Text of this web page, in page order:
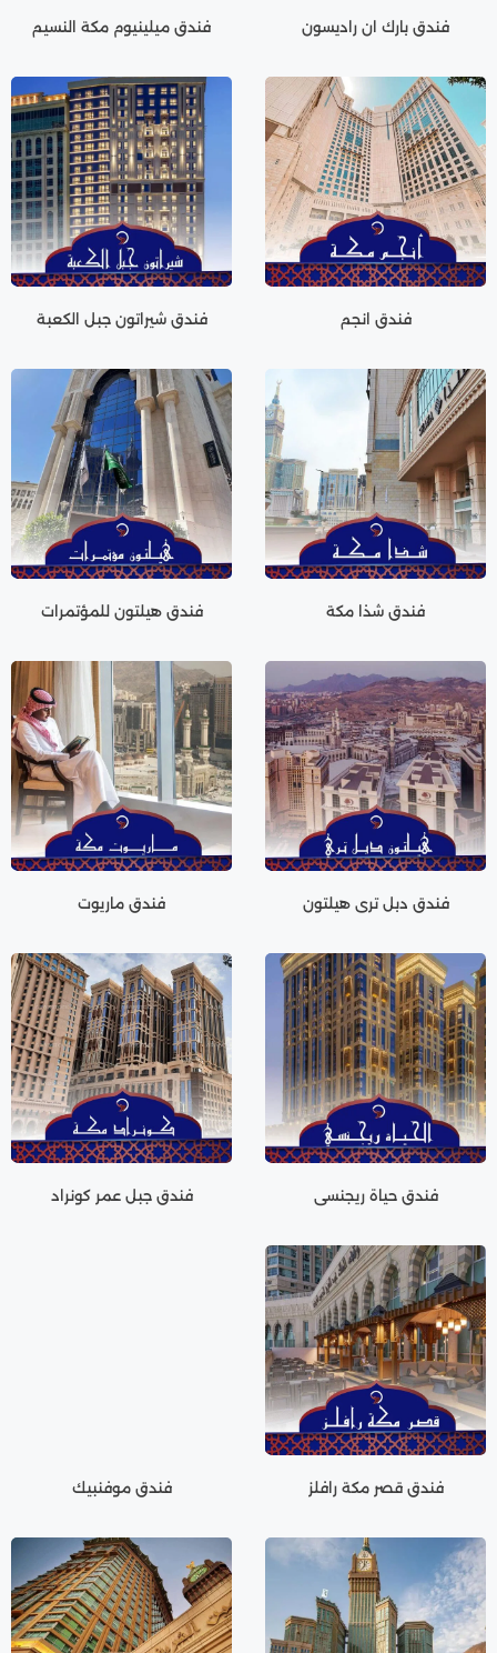
فندق بارك ان راديسون فندق ميلينيوم مكة النسيم
فندق انجم فندق شيراتون جبل الكعبة
فندق شذا مكة فندق هيلتون للمؤتمرات
فندق دبل تري هيلتون فندق ماريوت
فندق حياة ريجنسي فندق جبل عمر كونراد
فندق قصر مكة رافلز فندق موفنبيك